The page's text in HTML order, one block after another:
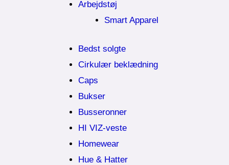
Arbejdstøj
Smart Apparel
Bedst solgte
Cirkulær beklædning
Caps
Bukser
Busseronner
HI VIZ-veste
Homewear
Hue & Hatter